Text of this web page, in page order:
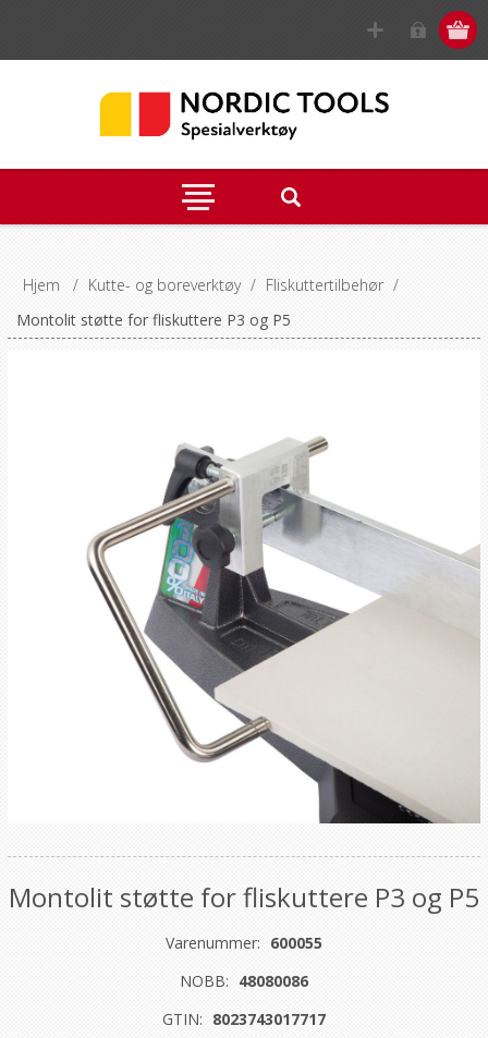
Hjem / Kutte- og boreverktøy / Fliskuttertilbehør /
Montolit støtte for fliskuttere P3 og P5
Montolit støtte for fliskuttere P3 og P5
Varenummer: 600055
NOBB: 48080086
GTIN: 8023743017717